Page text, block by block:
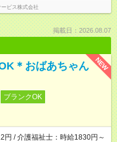
ビス株式会社
掲載日：2026.08.07
NEW
＊おばあちゃん
ブランクOK
/ 介護福祉士：時給1830円～